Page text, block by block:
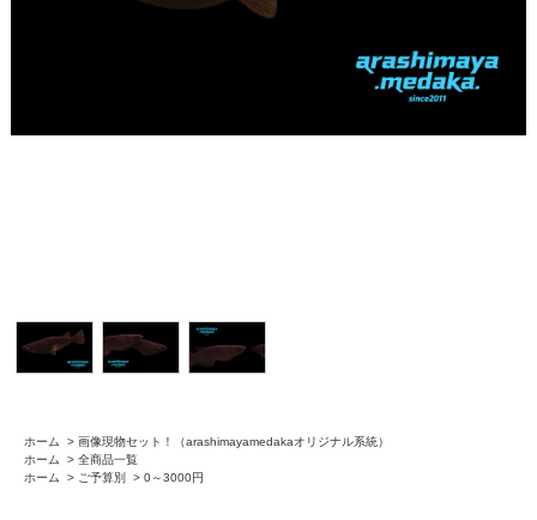
ホーム > 画像現物セット！（arashimayamedakaオリジナル系統）
ホーム
> 全商品一覧
ホーム
> ご予算別 > 0～3000円